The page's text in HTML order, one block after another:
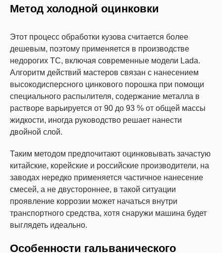
Метод холодной оцинковки
Этот процесс обработки кузова считается более
дешевым, поэтому применяется в производстве
недорогих ТС, включая современные модели Lada.
Алгоритм действий мастеров связан с нанесением
высокодисперсного цинкового порошка при помощи
специального распылителя, содержание металла в
растворе варьируется от 90 до 93 % от общей массы
жидкости, иногда руководство решает нанести
двойной слой.
Таким методом предпочитают оцинковывать зачастую
китайские, корейские и российские производители, на
заводах нередко применяется частичное нанесение
смесей, а не двустороннее, в такой ситуации
проявление коррозии может начаться внутри
транспортного средства, хотя снаружи машина будет
выглядеть идеально.
Особенности гальванического